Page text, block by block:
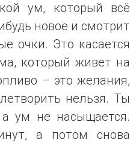
ум, который всё
новое и смотрит
очки. Это касается
который живет на
– это желания,
нельзя. Ты
а ум не насыщается.
а потом снова